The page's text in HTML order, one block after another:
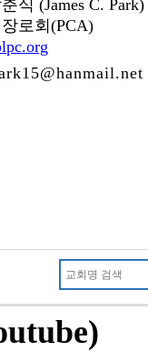
식 (James C. Park)
로회(PCA)